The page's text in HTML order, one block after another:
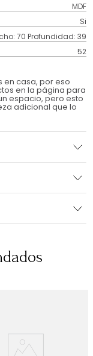
MDF
Si
70 Profundidad: 39
52
en casa, por eso
en la página para
espacio, pero esto
adicional que lo